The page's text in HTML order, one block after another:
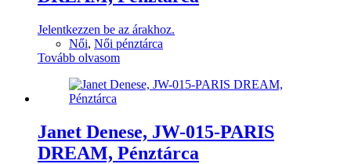
Jelentkezzen be az árakhoz.
Női, Női pénztárca
Tovább olvasom
Janet Denese, JW-015-PARIS
DREAM, Pénztárca